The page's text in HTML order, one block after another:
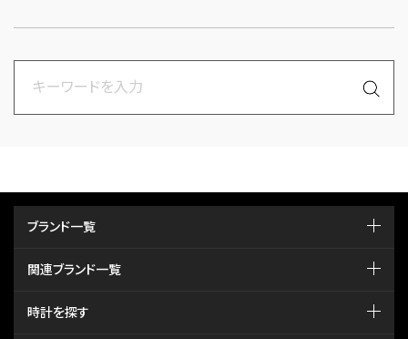
ブランド一覧
関連ブランド一覧
時計を探す